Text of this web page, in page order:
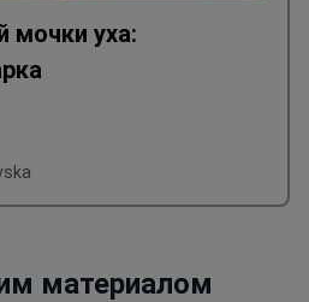
мочки уха:
материалом